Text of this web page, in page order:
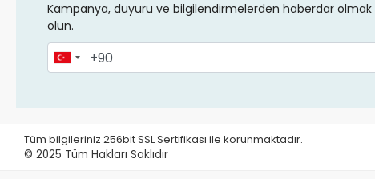
Kampanya, duyuru ve bilgilendirmelerden haberdar olmak
olun.
Tüm bilgileriniz 256bit SSL Sertifikası ile korunmaktadır.
© 2025 Tüm Hakları Saklıdır